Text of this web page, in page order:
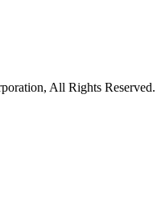
All Rights Reserved.